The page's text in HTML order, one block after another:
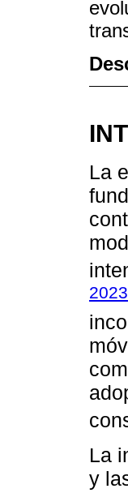
La
2023
La
y